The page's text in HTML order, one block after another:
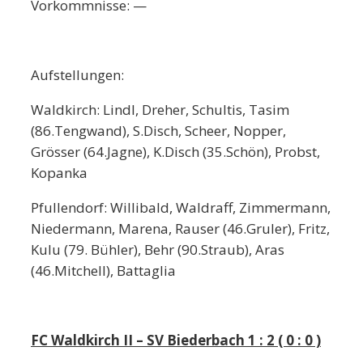
Vorkommnisse: —
Aufstellungen:
Waldkirch: Lindl, Dreher, Schultis, Tasim
(86.Tengwand), S.Disch, Scheer, Nopper,
Grösser (64.Jagne), K.Disch (35.Schön), Probst,
Kopanka
Pfullendorf: Willibald, Waldraff, Zimmermann,
Niedermann, Marena, Rauser (46.Gruler), Fritz,
Kulu (79. Bühler), Behr (90.Straub), Aras
(46.Mitchell), Battaglia
FC Waldkirch II – SV Biederbach 1 : 2 ( 0 : 0 )